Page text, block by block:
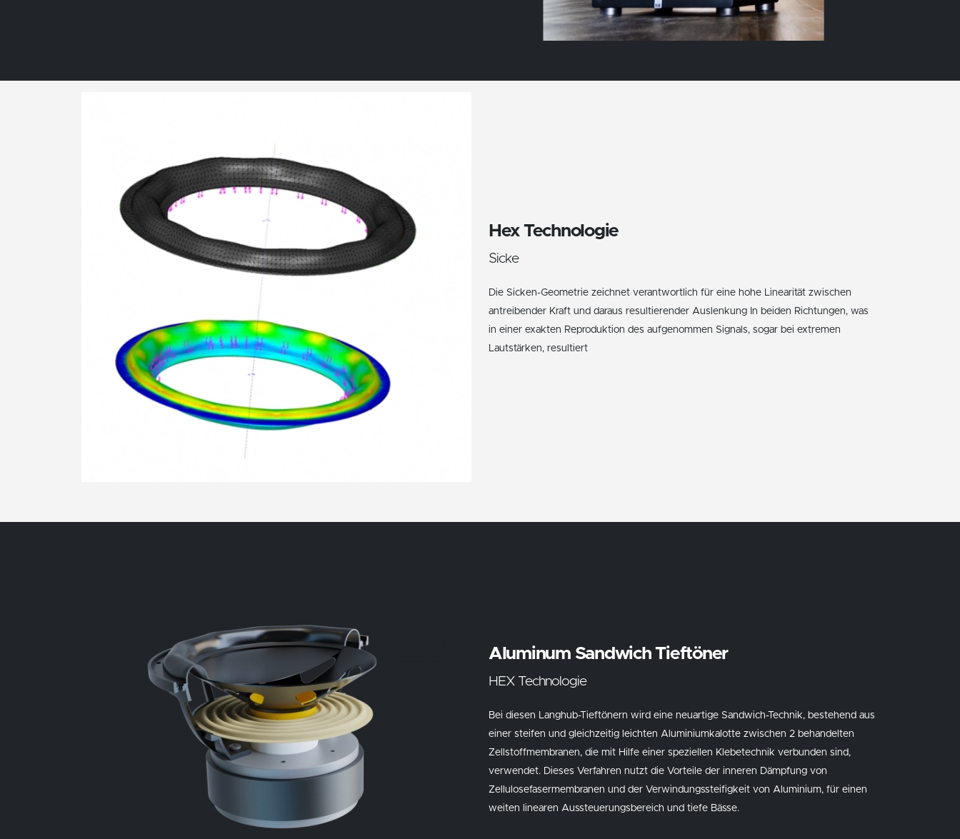
Hex Technologie
Sicke
Die Sicken-Geometrie zeichnet verantwortlich für eine hohe Linearität zwischen
antreibender Kraft und daraus resultierender Auslenkung In beiden Richtungen, was
in einer exakten Reproduktion des aufgenommen Signals, sogar bei extremen
Lautstärken, resultiert
Aluminum Sandwich Tieftöner
HEX Technologie
Bei diesen Langhub-Tieftönern wird eine neuartige Sandwich-Technik, bestehend aus
einer steifen und gleichzeitig leichten Aluminiumkalotte zwischen 2 behandelten
Zellstoffmembranen, die mit Hilfe einer speziellen Klebetechnik verbunden sind,
verwendet. Dieses Verfahren nutzt die Vorteile der inneren Dämpfung von
Zellulosefasermembranen und der Verwindungssteifigkeit von Aluminium, für einen
weiten linearen Aussteuerungsbereich und tiefe Bässe.